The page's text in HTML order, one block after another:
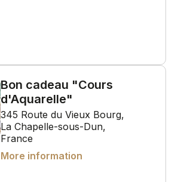
Bon cadeau "Cours
d'Aquarelle"
345 Route du Vieux Bourg,
La Chapelle-sous-Dun,
France
More information